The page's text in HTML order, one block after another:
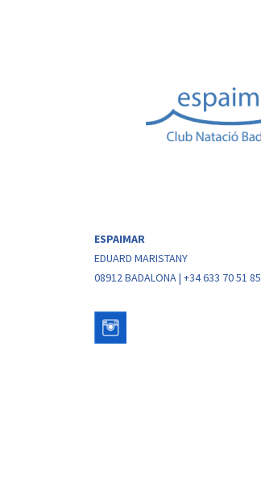
ESPAIMAR
EDUARD MARISTANY
08912 BADALONA | +34 633 70 51 85